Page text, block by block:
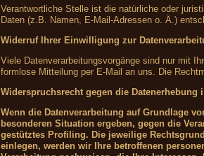
Verantwortliche Stelle ist die natürliche oder
Daten (z.B. Namen, E-Mail-Adressen o. Ä.)
Widerruf Ihrer Einwilligung zur
Viele Datenverarbeitungsvorgänge sind nur mit
formlose Mitteilung per E-Mail an uns. Die
Widerspruchsrecht gegen die Datenerhebung
Wenn die Datenverarbeitung auf Grundlage
besonderen Situation ergeben, gegen die
gestütztes Profiling. Die jeweilige
einlegen, werden wir Ihre betroffenen